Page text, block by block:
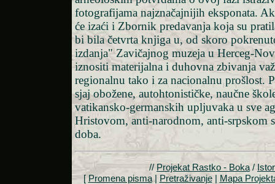
fotografijama najznačajnijih eksponata.
će izaći i Zbornik predavanja koja su
bi bila četvrta knjiga u, od skoro
izdanja" Zavičajnog muzeja u Herceg-
iznositi materijalna i duhovna zbivanja
regionalnu tako i za nacionalnu prošlost.
sjaj obožene, autohtonističke, naučne
vatikansko-germanskih upljuvaka u sve
Hristovom, anti-narodnom, anti-srpskom
doba.
// Projekat Rastko - Boka /
[ Promena pisma| Pretraživanje| Mapa